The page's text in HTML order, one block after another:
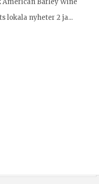
Barley Wine
lokala nyheter 2 ja...